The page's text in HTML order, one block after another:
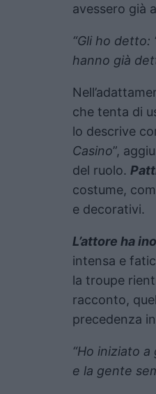
avessero già
“Gli ho detto:
hanno già
che tenta di
lo descrive
Casino”,
del ruolo.
costume,
e decorativi.
L’attore ha
intensa e
la troupe
racconto,
precedenza
“Ho iniziato
e la gente